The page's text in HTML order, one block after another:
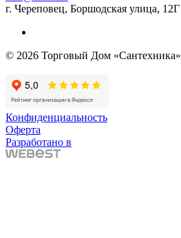
г. Череповец, Боршодская улица, 12Г
© 2026 Торговый Дом «Сантехника»
Конфиденциальность
Оферта
Разработано в